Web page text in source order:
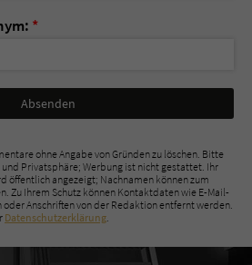
*
ohne Angabe von Gründen zu löschen. Bitte
Privatsphäre; Werbung ist nicht gestattet. Ihr
öffentlich angezeigt; Nachnamen können zum
Zu Ihrem Schutz können Kontaktdaten wie E-Mail-
Anschriften von der Redaktion entfernt werden.
Datenschutzerklärung.